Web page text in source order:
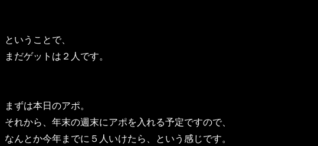
ということで、
まだゲットは２人です。
まずは本日のアポ。
それから、年末の週末にアポを入れる予定ですので、
なんとか今年までに５人いけたら、という感じです。